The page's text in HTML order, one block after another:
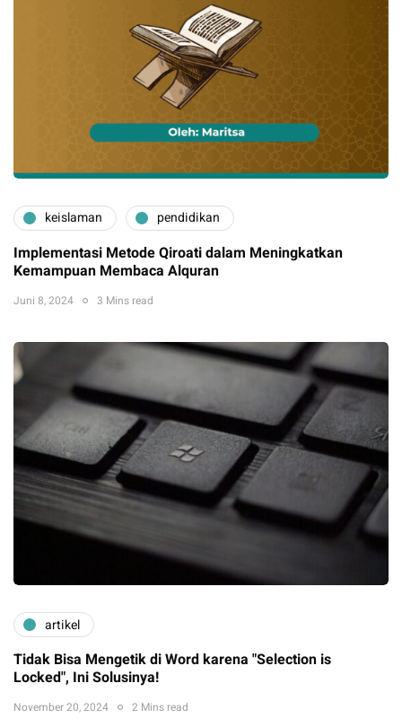
keislaman pendidikan
Implementasi Metode Qiroati dalam Meningkatkan
Kemampuan Membaca Alquran
Juni 8, 2024 3 Mins read
artikel
Tidak Bisa Mengetik di Word karena "Selection is
Locked", Ini Solusinya!
November 20, 2024 2 Mins read